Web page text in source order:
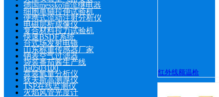
红外线额温枪
德国messko油流继电器
细胞单轴拉伸试验机
便携式流动注射分析仪
电磁层析成像仪
复合材料拉力试验机
快速BSDF系统
台式场发射电镜
山东称重传感器厂家
钠表空气过滤器
袋装番茄酱生产线
ha0503100
盘装氧量分析仪
狄夫斯高测厚仪
TSP在线监测仪
火焰风管光度计